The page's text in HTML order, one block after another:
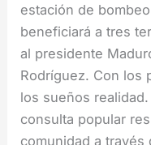
estación de
beneficiará a tres
al presidente
Rodríguez. Con los
los sueños
consulta popular
comunidad a través